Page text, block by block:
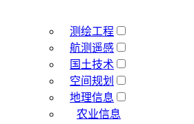
测绘工程
航测遥感
国土技术
空间规划
地理信息
农业信息